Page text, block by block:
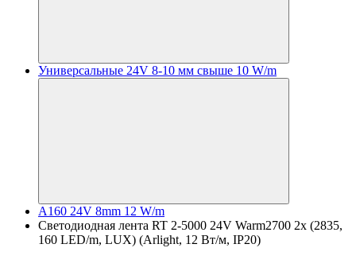
Универсальные 24V 8-10 мм свыше 10 W/m
A160 24V 8mm 12 W/m
Светодиодная лента RT 2-5000 24V Warm2700 2x (2835,
160 LED/m, LUX) (Arlight, 12 Вт/м, IP20)